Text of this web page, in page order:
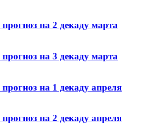
на 2 декаду марта
на 3 декаду марта
на 1 декаду апреля
на 2 декаду апреля